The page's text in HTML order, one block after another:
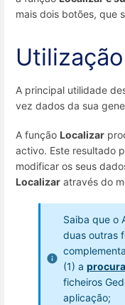
mais dois botões, que
Utilização
A principal utilidade
vez dados da sua
A função Localizar
activo. Este resultado
modificar os seus
Localizar através do
Saiba que o
duas outras
(1) a
ficheiros
aplicação;